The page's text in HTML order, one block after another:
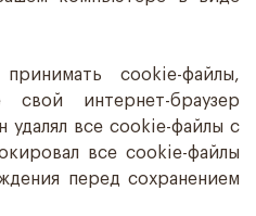
cookie-файлы,
свой интернет-браузер
удалял все cookie-файлы с
все cookie-файлы
перед сохранением